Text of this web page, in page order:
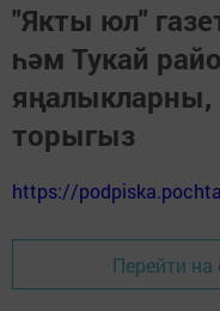
"Якты юл"
һәм Тукай
яңалыкларны,
торыгыз
https://
Перейти на